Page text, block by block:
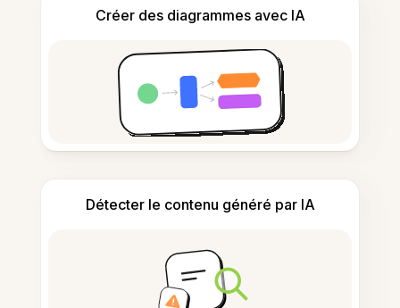
Créer des diagrammes avec IA
Détecter le contenu généré par IA